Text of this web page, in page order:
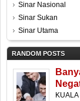
Sinar Nasional
Sinar Sukan
Sinar Utama
RANDOM POSTS